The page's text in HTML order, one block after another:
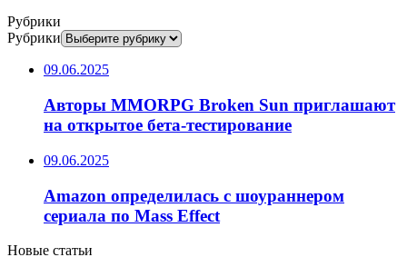
Рубрики
Рубрики
09.06.2025
Авторы MMORPG Broken Sun приглашают
на открытое бета-тестирование
09.06.2025
Amazon определилась с шоураннером
сериала по Mass Effect
Новые статьи